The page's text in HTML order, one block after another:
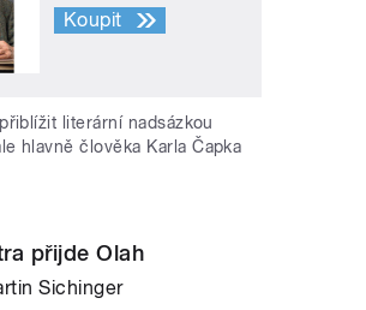
Koupit
literární nadsázkou
hlavně člověka Karla Čapka
přijde Olah
Sichinger